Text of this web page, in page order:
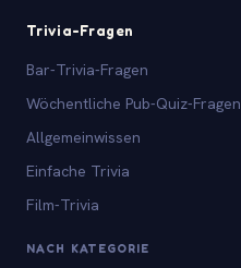
Trivia-Fragen
Bar-Trivia-Fragen
Wöchentliche Pub-Quiz-Fragen
Allgemeinwissen
Einfache Trivia
Film-Trivia
NACH KATEGORIE